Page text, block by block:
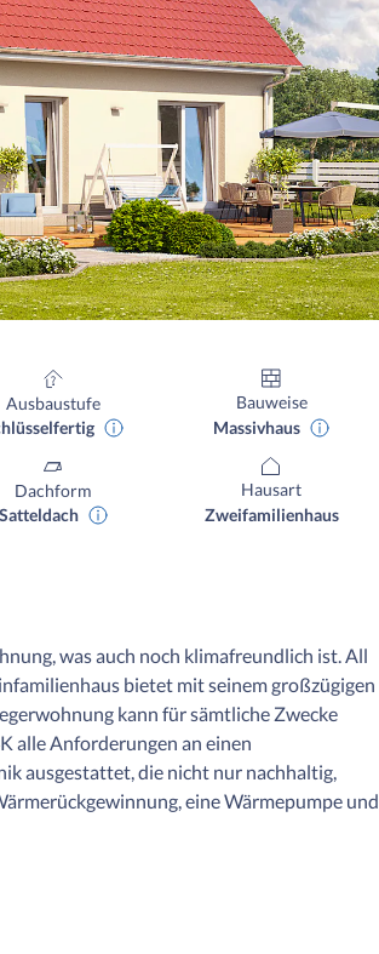
Ausbaustufe
Bauweise
Massivhaus
Dachform
Satteldach
Hausart
Zweifamilienhaus
was auch noch klimafreundlich ist. All
bietet mit seinem großzügigen
kann für sämtliche Zwecke
alle Anforderungen an einen
ausgestattet, die nicht nur nachhaltig,
eine Wärmepumpe und